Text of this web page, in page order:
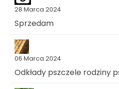
28 Marca 2024
Sprzedam
06 Marca 2024
Odkłady pszczele rodziny